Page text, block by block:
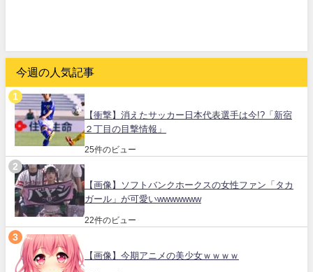
今週の人気記事
【衝撃】消えたサッカー日本代表選手は今!?「新宿
２丁目の目撃情報」
25件のビュー
【画像】ソフトバンクホークスの女性ファン「タカ
ガール」が可愛いwwwwwww
22件のビュー
【画像】今期アニメの美少女ｗｗｗｗ